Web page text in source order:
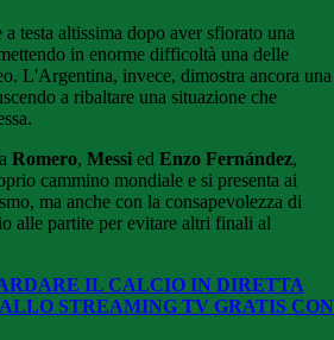
testa altissima dopo aver sfiorato una
in enorme difficoltà una delle
L'Argentina, invece, dimostra ancora una
a ribaltare una situazione che
Romero, Messi ed Enzo Fernández,
cammino mondiale e si presenta ai
ma anche con la consapevolezza di
alle partite per evitare altri finali al
IL CALCIO IN DIRETTA
STREAMING TV GRATIS CON